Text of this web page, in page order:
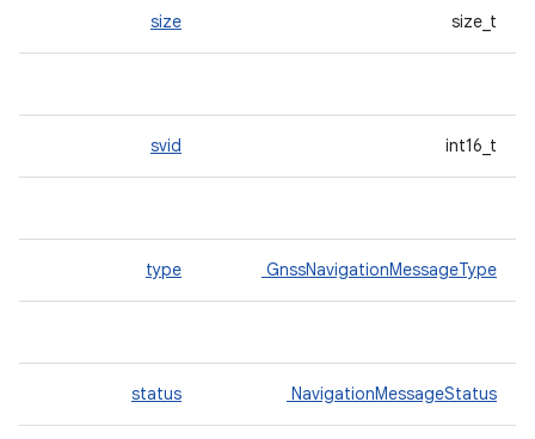
size_t
size
int16_t
svid
GnssNavigationMessageType
type
NavigationMessageStatus
status